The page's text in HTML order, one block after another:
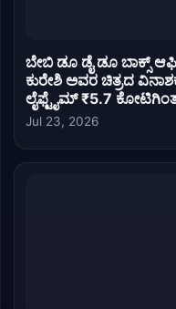
ಬೇಬಿ ಡೂ ಡೈ ಡೂ ಬಾಕ್ಸ್
ಕುರೇಶಿ ಅವರ ಚಿತ್ರದ
ಲೈಫ್ಟೈಮ್ ₹5.7
Jul 23, 2026